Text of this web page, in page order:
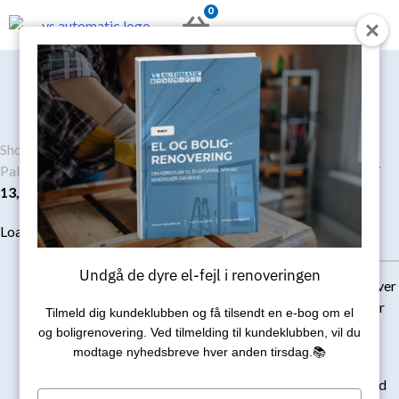
til
indholdet
0
KURV
Shop /Luft til vand varmepumpe/Luft til vand varmepumpe
Pakkepris/Luft til vand varmepumpe/Daikin Altherma 4 H F
13,3kW 230 liter (inkl. std. montering)
Loading... 127.550 kr.
NB: Ved Montering/kørsel over
25 km (t/r), forekommer der
kørselsgebyr.
Læs her:Gebyr for kørsel
på Sjælland
Undgå de dyre el-fejl i renoveringen
Tilmeld dig kundeklubben og få tilsendt en e‑bog om el
og boligrenovering. Ved tilmelding til kundeklubben, vil du
modtage nyhedsbreve hver anden tirsdag.📚